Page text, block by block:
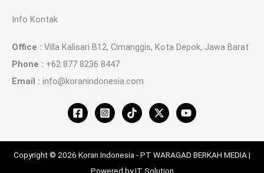
Info Kontak
Office : Villa Kalisari B12, Cimanggis, Kota Depok, Jawa Barat
Phone : +62 877 8236 8447
Email : info@koranindonesia.com
Copyright © 2026 Koran Indonesia - PT WARAGAD BERKAH MEDIA |
Powered by IT Solution